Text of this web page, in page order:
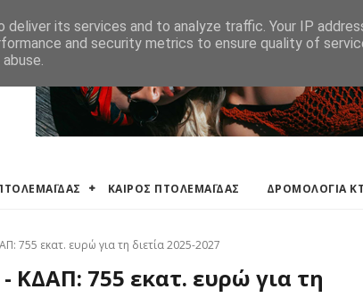
ΔΡΟΜΟΛΟΓΙΑ ΚΤΕΛ ΠΤΟΛΕΜΑΙΔΑΣ
ΚΑΙΡΟΣ ΠΤΟΛΕΜΑΪΔΑΣ ΔΡΟΜΟΛΟΓΙΑ
755 εκατ. ευρώ για τη διετία 2025-2027
ΚΔΑΠ: 755 εκατ. ευρώ για τη
its services and to analyze traffic. Your IP
and security metrics to ensure quality of